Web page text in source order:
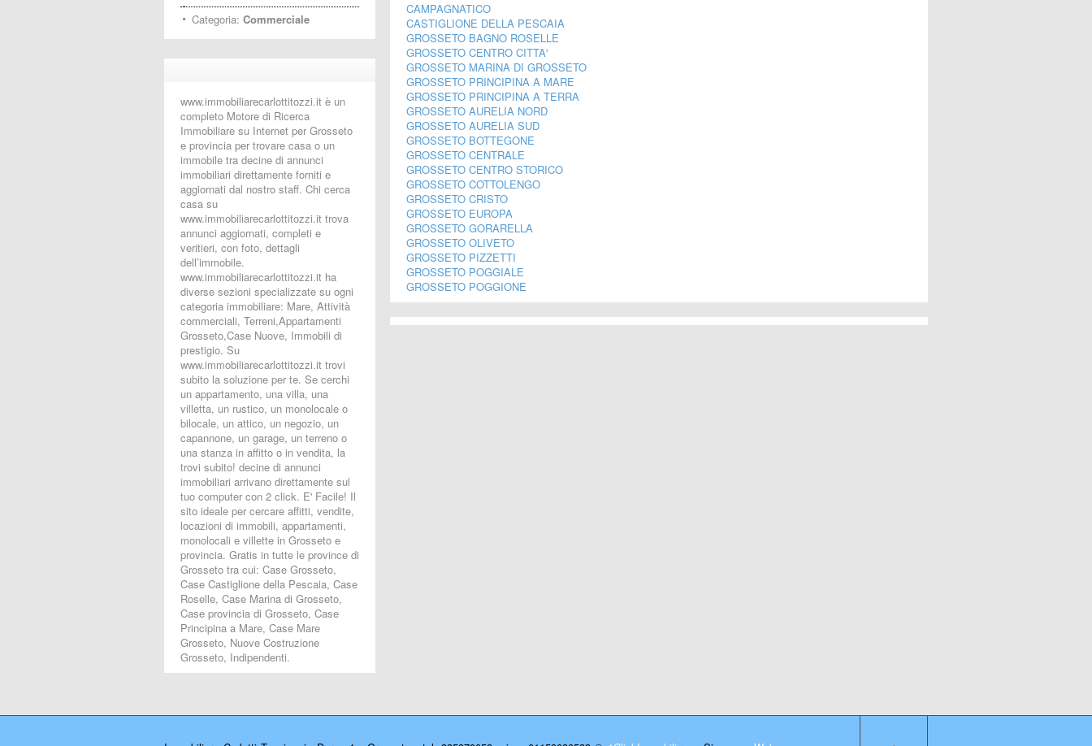
CAMPAGNATICO
CASTIGLIONE DELLA PESCAIA
GROSSETO BAGNO ROSELLE
GROSSETO CENTRO CITTA'
GROSSETO MARINA DI GROSSETO
GROSSETO PRINCIPINA A MARE
GROSSETO PRINCIPINA A TERRA
GROSSETO AURELIA NORD
GROSSETO AURELIA SUD
GROSSETO BOTTEGONE
GROSSETO CENTRALE
GROSSETO CENTRO STORICO
GROSSETO COTTOLENGO
GROSSETO CRISTO
GROSSETO EUROPA
GROSSETO GORARELLA
GROSSETO OLIVETO
GROSSETO PIZZETTI
GROSSETO POGGIALE
GROSSETO POGGIONE
Categoria: Commerciale
www.immobiliarecarlottitozzi.it è un
completo Motore di Ricerca
Immobiliare su Internet per Grosseto
e provincia per trovare casa o un
immobile tra decine di annunci
immobiliari direttamente forniti e
aggiornati dal nostro staff. Chi cerca
casa su
www.immobiliarecarlottitozzi.it trova
annunci aggiornati, completi e
veritieri, con foto, dettagli
dell’immobile.
www.immobiliarecarlottitozzi.it ha
diverse sezioni specializzate su ogni
categoria immobiliare: Mare, Attività
commerciali, Terreni,Appartamenti
Grosseto,Case Nuove, Immobili di
prestigio. Su
www.immobiliarecarlottitozzi.it trovi
subito la soluzione per te. Se cerchi
un appartamento, una villa, una
villetta, un rustico, un monolocale o
bilocale, un attico, un negozio, un
capannone, un garage, un terreno o
una stanza in affitto o in vendita, la
trovi subito! decine di annunci
immobiliari arrivano direttamente sul
tuo computer con 2 click. E' Facile! Il
sito ideale per cercare affitti, vendite,
locazioni di immobili, appartamenti,
monolocali e villette in Grosseto e
provincia. Gratis in tutte le province di
Grosseto tra cui: Case Grosseto,
Case Castiglione della Pescaia, Case
Roselle, Case Marina di Grosseto,
Case provincia di Grosseto, Case
Principina a Mare, Case Mare
Grosseto, Nuove Costruzione
Grosseto, Indipendenti.